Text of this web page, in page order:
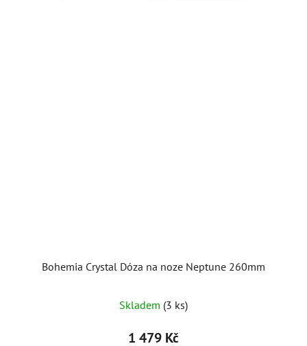
Bohemia Crystal Dóza na noze Neptune 260mm
Skladem (3 ks)
1 479 Kč